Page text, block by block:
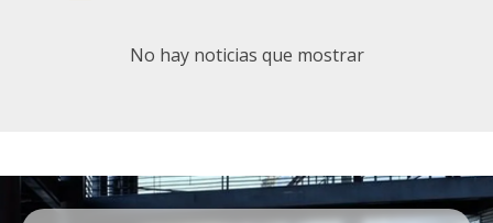
No hay noticias que mostrar